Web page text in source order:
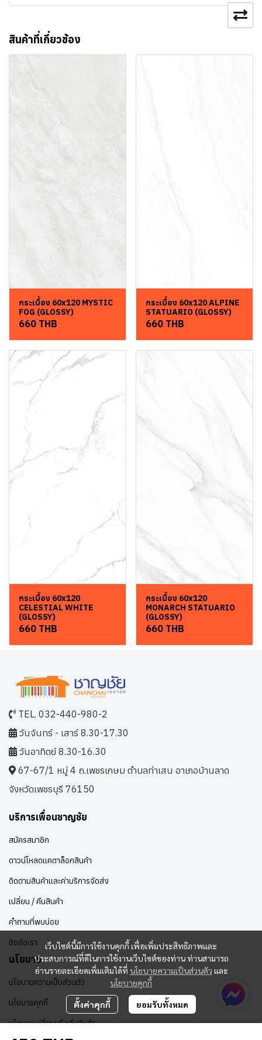
สินค้าที่เกี่ยวข้อง
กระเบื้อง 60x120 MYSTIC
FOG (GLOSSY)
660 THB
กระเบื้อง 60x120 ALPINE
STATUARIO (GLOSSY)
660 THB
กระเบื้อง 60x120
CELESTIAL WHITE
(GLOSSY)
660 THB
กระเบื้อง 60x120
MONARCH STATUARIO
(GLOSSY)
660 THB
เว็บไซต์นี้มีการใช้งานคุกกี้ เพื่อเพิ่มประสิทธิภาพและ
ประสบการณ์ที่ดีในการใช้งานเว็บไซต์ของท่าน ท่านสามารถ
อ่านรายละเอียดเพิ่มเติมได้ที่ นโยบายความเป็นส่วนตัว และ
นโยบายคุกกี้
ตั้งค่าคุกกี้ ยอมรับทั้งหมด
TEL. 032-440-980-2
วันจันทร์ - เสาร์ 8.30-17.30
วันอาทิตย์ 8.30-16.30
67-67/1 หมู่ 4 ถ.เพชรเกษม ตำบลท่าเสน อาเภอบ้านลาด
จังหวัดเพชรบุรี 76150
บริการเพื่อนชาญชัย
สมัครสมาชิก
ดาวน์โหลดแคตาล็อกสินค้า
ติดตามสินค้าและค่าบริการจัดส่ง
เปลี่ยน / คืนสินค้า
คำถามที่พบบ่อย
ติดต่อเรา
นโยบาย
นโยบายความเป็นส่วนตัว
นโยบายคุกกี้
นโยบายเปลี่ยนหรือคืนสินค้า